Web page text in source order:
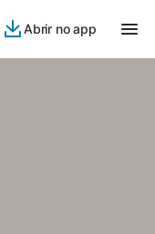
Abrir no app